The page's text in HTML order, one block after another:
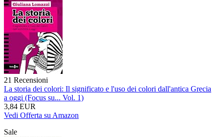
21 Recensioni
La storia dei colori: Il significato e l'uso dei colori dall'antica Grecia
a oggi (Focus su... Vol. 1)
3,84 EUR
Vedi Offerta su Amazon
Sale